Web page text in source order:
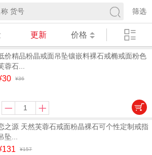
筛选
更新 价格
价精品粉晶戒面吊坠镶嵌料裸石戒椭戒面粉色
蓉石...
¥36
之源 天然芙蓉石戒面粉晶裸石可个性定制戒指
坠...
¥157